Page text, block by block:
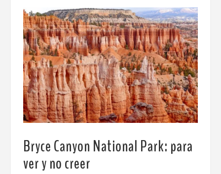
Bryce Canyon National Park: para
ver y no creer